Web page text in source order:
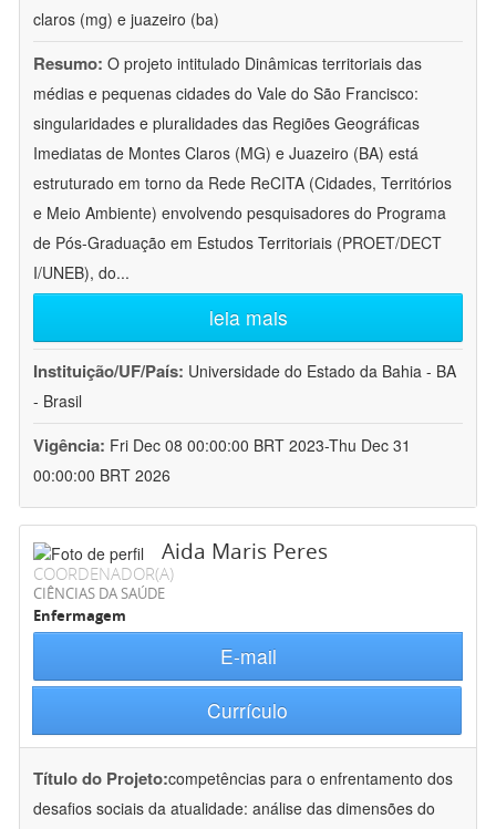
claros (mg) e juazeiro (ba)
Resumo: O projeto intitulado Dinâmicas territoriais das
médias e pequenas cidades do Vale do São Francisco:
singularidades e pluralidades das Regiões Geográficas
Imediatas de Montes Claros (MG) e Juazeiro (BA) está
estruturado em torno da Rede ReCITA (Cidades, Territórios
e Meio Ambiente) envolvendo pesquisadores do Programa
de Pós-Graduação em Estudos Territoriais (PROET/DECT
I/UNEB), do...
leia mais
Instituição/UF/País: Universidade do Estado da Bahia - BA
- Brasil
Vigência: Fri Dec 08 00:00:00 BRT 2023-Thu Dec 31
00:00:00 BRT 2026
Aida Maris Peres
COORDENADOR(A)
CIÊNCIAS DA SAÚDE
Enfermagem
E-mail
Currículo
Título do Projeto:competências para o enfrentamento dos
desafios sociais da atualidade: análise das dimensões do